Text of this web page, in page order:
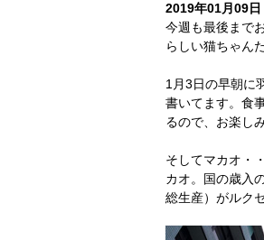
2019年01月09
今週も最後まで
らしい猫ちゃん
1月3日の早朝に
書いてます。食
るので、お楽し
そしてマカオ・
カオ。国の歳入
総生産）がルク